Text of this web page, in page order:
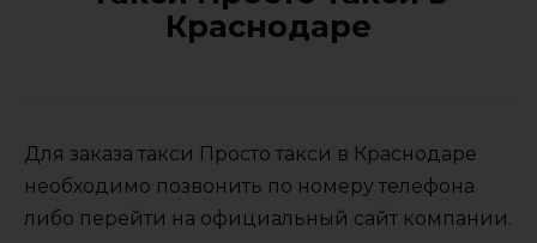
Краснодаре
Для заказа такси Просто такси в Краснодаре
необходимо позвонить по номеру телефона
либо перейти на официальный сайт компании.